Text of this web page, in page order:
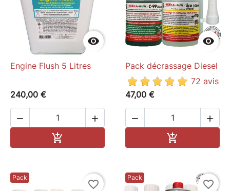

Engine Flush 5 Litres
240,00 €
 


Pack décrassage Diesel
72 avis
47,00 €
 

Pack
favorite_border
Pack
favorite_border